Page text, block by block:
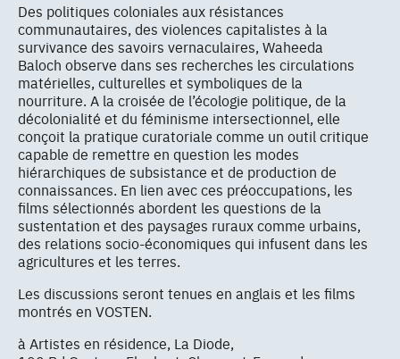
Des politiques coloniales aux résistances
communautaires, des violences capitalistes à la
survivance des savoirs vernaculaires, Waheeda
Baloch observe dans ses recherches les circulations
matérielles, culturelles et symboliques de la
nourriture. A la croisée de l’écologie politique, de la
décolonialité et du féminisme intersectionnel, elle
conçoit la pratique curatoriale comme un outil critique
capable de remettre en question les modes
hiérarchiques de subsistance et de production de
connaissances. En lien avec ces préoccupations, les
films sélectionnés abordent les questions de la
sustentation et des paysages ruraux comme urbains,
des relations socio-économiques qui infusent dans les
agricultures et les terres.
Les discussions seront tenues en anglais et les films
montrés en VOSTEN.
à Artistes en résidence, La Diode,